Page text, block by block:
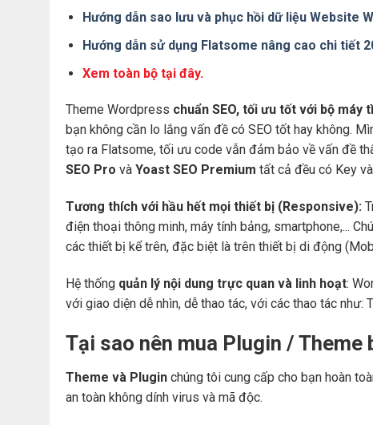
Hướng dẫn sao lưu và phục hồi dữ liệu Website
Hướng dẫn sử dụng Flatsome nâng cao chi tiết
Xem toàn bộ tại đây.
Theme Wordpress chuẩn SEO, tối ưu tốt với bộ máy
bạn không cần lo lắng vấn đề có SEO tốt hay không.
tạo ra Flatsome, tối ưu code vẫn đảm bảo về vấn đề
SEO Pro và Yoast SEO Premium tất cả đều có Key
Tương thích với hầu hết mọi thiết bị (Responsive):
điện thoại thông minh, máy tính bảng, smartphone,...
các thiết bị kể trên, đặc biệt là trên thiết bị di động
Hệ thống quản lý nội dung trực quan và linh hoạt:
với giao diện dễ nhìn, dễ thao tác, với các thao tác như:
Tại sao nên mua Plugin /
Theme và Plugin chúng tôi cung cấp cho bạn hoàn
an toàn không dính virus và mã độc.